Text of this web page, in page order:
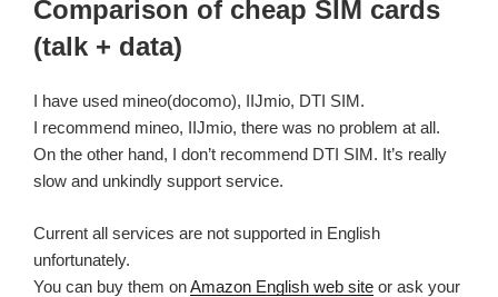
日:
Comparison of cheap SIM cards
(talk + data)
I have used mineo(docomo), IIJmio, DTI SIM.
I recommend mineo, IIJmio, there was no problem at all.
On the other hand, I don’t recommend DTI SIM. It’s really
slow and unkindly support service.
Current all services are not supported in English
unfortunately.
You can buy them onAmazon English web site or ask your